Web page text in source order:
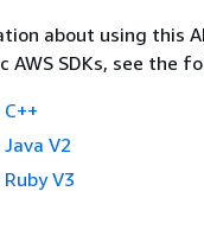
about using this
AWS SDKs, see the
V2
V3